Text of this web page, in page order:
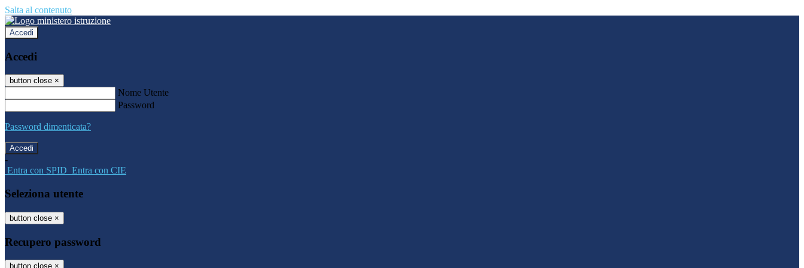
Salta al contenuto
Accedi
Accedi
button close ×
Nome Utente
Password
Password dimenticata?
-
Entra con SPID Entra con CIE
Seleziona utente
button close ×
Recupero password
button close ×